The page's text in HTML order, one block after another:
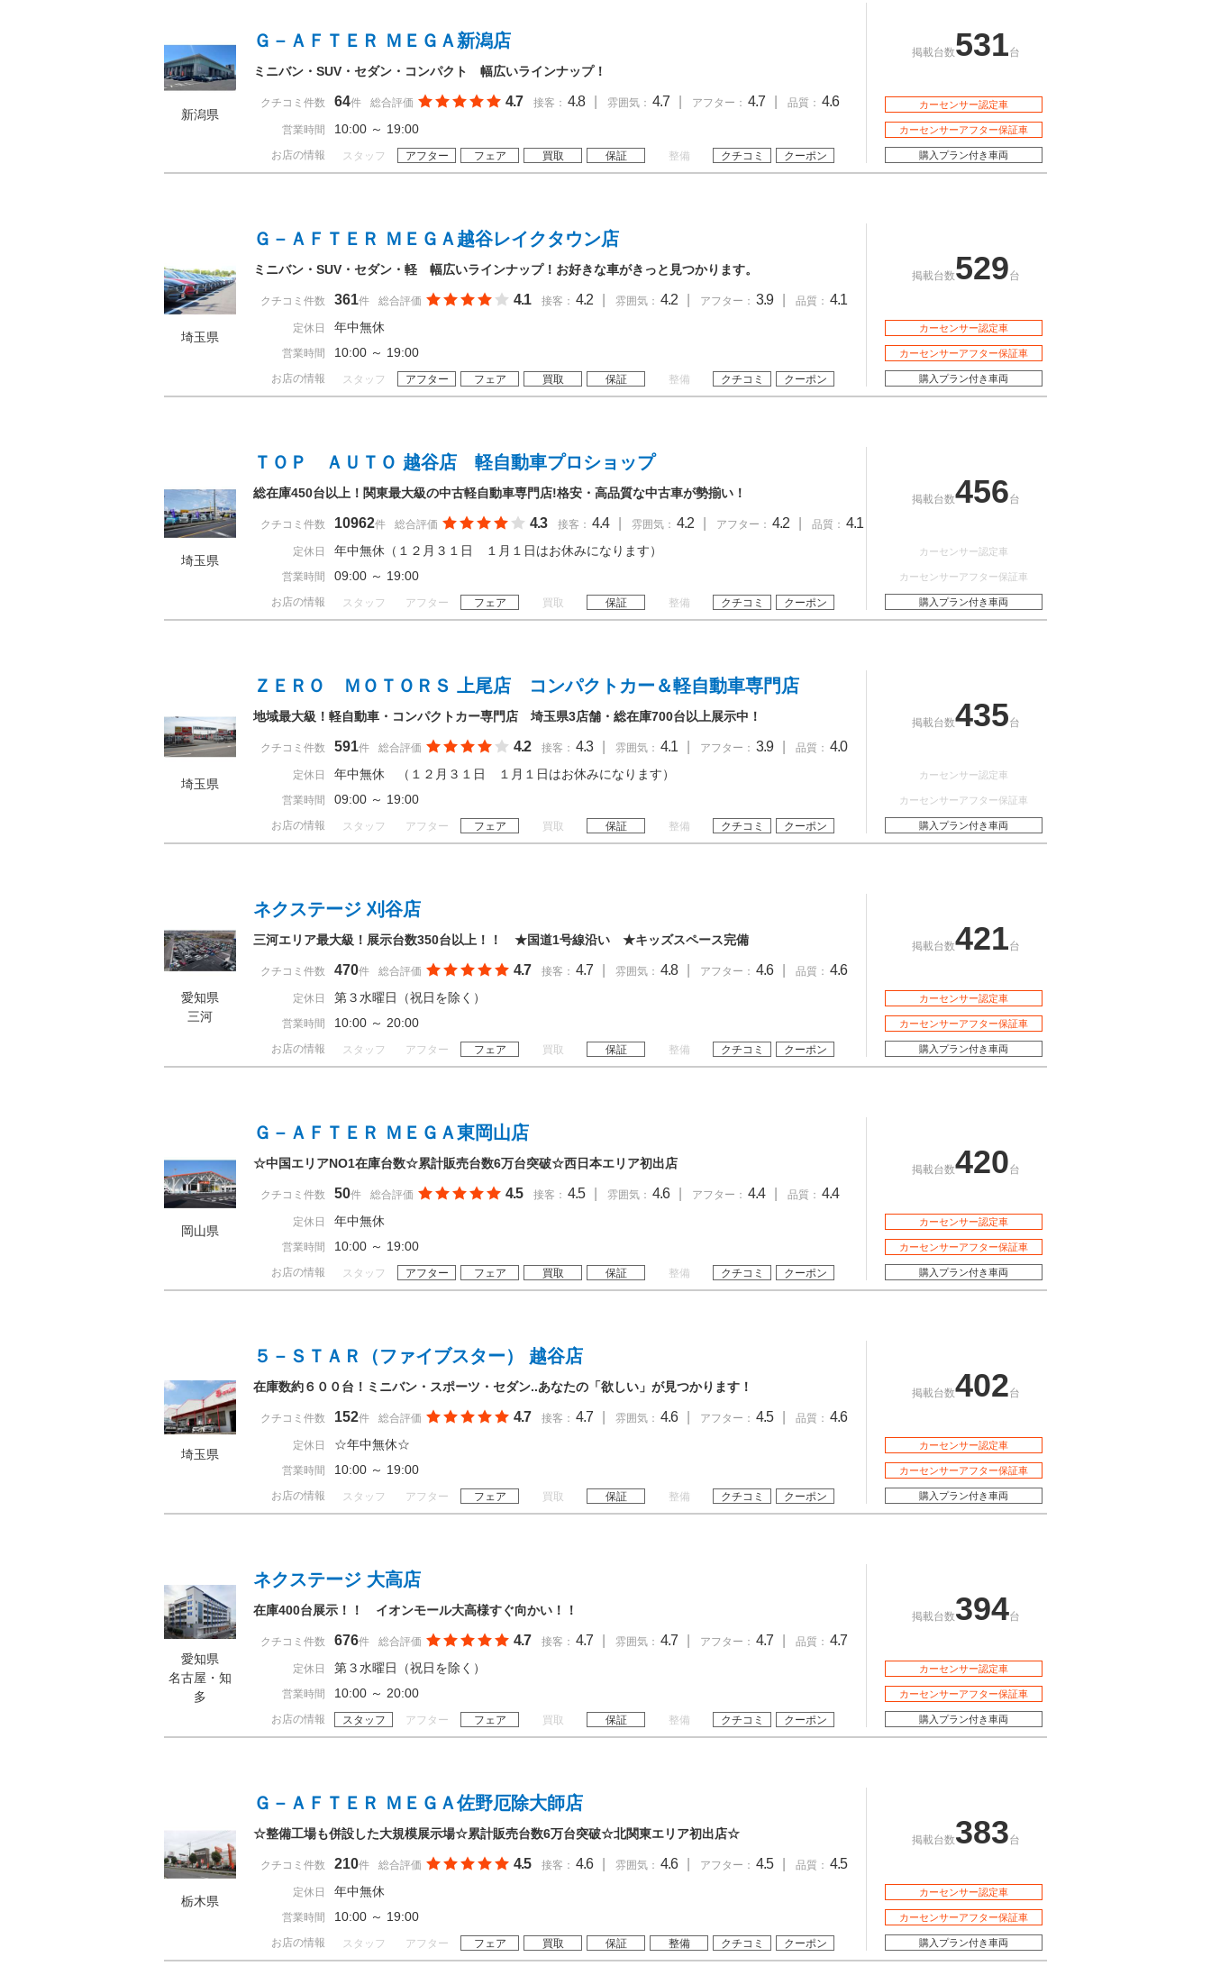
新潟県
Ｇ－ＡＦＴＥＲ ＭＥＧＡ新潟店
ミニバン・SUV・セダン・コンパクト 幅広いラインナップ！
クチコミ件数 64件 総合評価 4.7 接客： 4.8 雰囲気： 4.7 アフター： 4.7 品質： 4.6
営業時間 10:00 ～ 19:00
お店の情報 スタッフ アフター フェア 買取 保証 整備 クチコミ クーポン
掲載台数531台
カーセンサー認定車
カーセンサーアフター保証車
購入プラン付き車両
埼玉県
Ｇ－ＡＦＴＥＲ ＭＥＧＡ越谷レイクタウン店
ミニバン・SUV・セダン・軽 幅広いラインナップ！お好きな車がきっと見つかります。
クチコミ件数 361件 総合評価 4.1 接客： 4.2 雰囲気： 4.2 アフター： 3.9 品質： 4.1
定休日 年中無休
営業時間 10:00 ～ 19:00
お店の情報 スタッフ アフター フェア 買取 保証 整備 クチコミ クーポン
掲載台数529台
カーセンサー認定車
カーセンサーアフター保証車
購入プラン付き車両
埼玉県
ＴＯＰ ＡＵＴＯ 越谷店 軽自動車プロショップ
総在庫450台以上！関東最大級の中古軽自動車専門店!格安・高品質な中古車が勢揃い！
クチコミ件数 10962件 総合評価 4.3 接客： 4.4 雰囲気： 4.2 アフター： 4.2 品質： 4.1
定休日 年中無休（１２月３１日 １月１日はお休みになります）
営業時間 09:00 ～ 19:00
お店の情報 スタッフ アフター フェア 買取 保証 整備 クチコミ クーポン
掲載台数456台
カーセンサー認定車
カーセンサーアフター保証車
購入プラン付き車両
埼玉県
ＺＥＲＯ ＭＯＴＯＲＳ 上尾店 コンパクトカー＆軽自動車専門店
地域最大級！軽自動車・コンパクトカー専門店 埼玉県3店舗・総在庫700台以上展示中！
クチコミ件数 591件 総合評価 4.2 接客： 4.3 雰囲気： 4.1 アフター： 3.9 品質： 4.0
定休日 年中無休 （１２月３１日 １月１日はお休みになります）
営業時間 09:00 ～ 19:00
お店の情報 スタッフ アフター フェア 買取 保証 整備 クチコミ クーポン
掲載台数435台
カーセンサー認定車
カーセンサーアフター保証車
購入プラン付き車両
愛知県
三河
ネクステージ 刈谷店
三河エリア最大級！展示台数350台以上！！ ★国道1号線沿い ★キッズスペース完備
クチコミ件数 470件 総合評価 4.7 接客： 4.7 雰囲気： 4.8 アフター： 4.6 品質： 4.6
定休日 第３水曜日（祝日を除く）
営業時間 10:00 ～ 20:00
お店の情報 スタッフ アフター フェア 買取 保証 整備 クチコミ クーポン
掲載台数421台
カーセンサー認定車
カーセンサーアフター保証車
購入プラン付き車両
岡山県
Ｇ－ＡＦＴＥＲ ＭＥＧＡ東岡山店
☆中国エリアNO1在庫台数☆累計販売台数6万台突破☆西日本エリア初出店
クチコミ件数 50件 総合評価 4.5 接客： 4.5 雰囲気： 4.6 アフター： 4.4 品質： 4.4
定休日 年中無休
営業時間 10:00 ～ 19:00
お店の情報 スタッフ アフター フェア 買取 保証 整備 クチコミ クーポン
掲載台数420台
カーセンサー認定車
カーセンサーアフター保証車
購入プラン付き車両
埼玉県
５－ＳＴＡＲ（ファイブスター） 越谷店
在庫数約６００台！ミニバン・スポーツ・セダン..あなたの「欲しい」が見つかります！
クチコミ件数 152件 総合評価 4.7 接客： 4.7 雰囲気： 4.6 アフター： 4.5 品質： 4.6
定休日 ☆年中無休☆
営業時間 10:00 ～ 19:00
お店の情報 スタッフ アフター フェア 買取 保証 整備 クチコミ クーポン
掲載台数402台
カーセンサー認定車
カーセンサーアフター保証車
購入プラン付き車両
愛知県
名古屋・知
多
ネクステージ 大高店
在庫400台展示！！ イオンモール大高様すぐ向かい！！
クチコミ件数 676件 総合評価 4.7 接客： 4.7 雰囲気： 4.7 アフター： 4.7 品質： 4.7
定休日 第３水曜日（祝日を除く）
営業時間 10:00 ～ 20:00
お店の情報 スタッフ アフター フェア 買取 保証 整備 クチコミ クーポン
掲載台数394台
カーセンサー認定車
カーセンサーアフター保証車
購入プラン付き車両
栃木県
Ｇ－ＡＦＴＥＲ ＭＥＧＡ佐野厄除大師店
☆整備工場も併設した大規模展示場☆累計販売台数6万台突破☆北関東エリア初出店☆
クチコミ件数 210件 総合評価 4.5 接客： 4.6 雰囲気： 4.6 アフター： 4.5 品質： 4.5
定休日 年中無休
営業時間 10:00 ～ 19:00
お店の情報 スタッフ アフター フェア 買取 保証 整備 クチコミ クーポン
掲載台数383台
カーセンサー認定車
カーセンサーアフター保証車
購入プラン付き車両